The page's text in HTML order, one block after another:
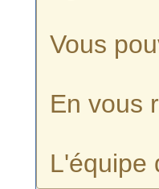
Vous
En vous
L'équipe